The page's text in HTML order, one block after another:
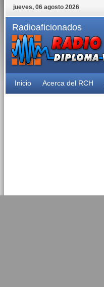
jueves, 06 agosto 2026
Radioaficionados
Inicio Acerca del RCH